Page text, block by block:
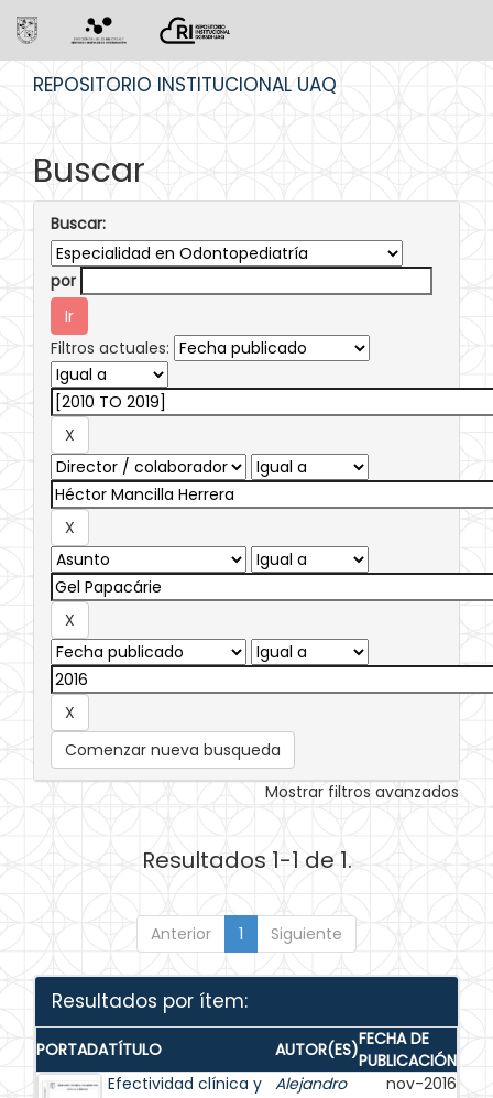
REPOSITORIO INSTITUCIONAL UAQ
Buscar
Buscar:
por
Filtros actuales:
Comenzar nueva busqueda
Mostrar filtros avanzados
Resultados 1-1 de 1.
Anterior 1 Siguiente
Resultados por ítem:
PORTADATÍTULO AUTOR(ES)FECHA DE
PUBLICACIÓN
Efectividad clínica y Alejandro
nov-2016